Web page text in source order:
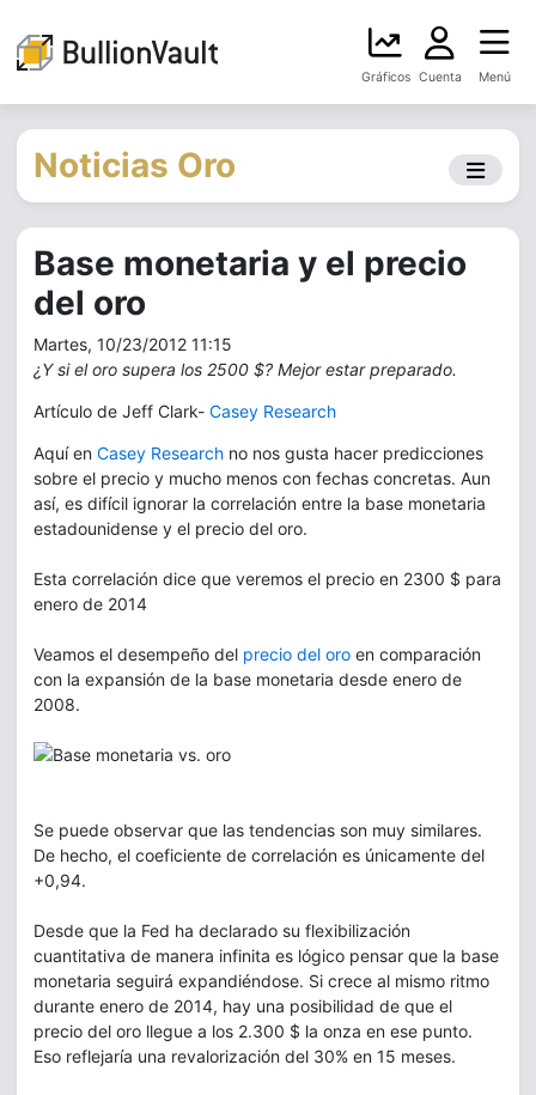
Gráficos Cuenta Menú
Noticias Oro
Base monetaria y el precio
del oro
Martes, 10/23/2012 11:15
¿Y si el oro supera los 2500 $? Mejor estar preparado.
Artículo de Jeff Clark- Casey Research
Aquí en Casey Research no nos gusta hacer predicciones
sobre el precio y mucho menos con fechas concretas. Aun
así, es difícil ignorar la correlación entre la base monetaria
estadounidense y el precio del oro.
Esta correlación dice que veremos el precio en 2300 $ para
enero de 2014
Veamos el desempeño del precio del oro en comparación
con la expansión de la base monetaria desde enero de
2008.
Se puede observar que las tendencias son muy similares.
De hecho, el coeficiente de correlación es únicamente del
+0,94.
Desde que la Fed ha declarado su flexibilización
cuantitativa de manera infinita es lógico pensar que la base
monetaria seguirá expandiéndose. Si crece al mismo ritmo
durante enero de 2014, hay una posibilidad de que el
precio del oro llegue a los 2.300 $ la onza en ese punto.
Eso reflejaría una revalorización del 30% en 15 meses.